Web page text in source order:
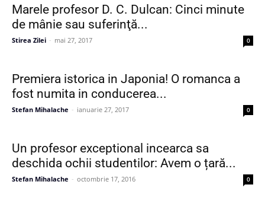
Marele profesor D. C. Dulcan: Cinci minute
de mânie sau suferinţă...
Stirea Zilei - mai 27, 2017 0
Premiera istorica in Japonia! O romanca a
fost numita in conducerea...
Stefan Mihalache - ianuarie 27, 2017 0
Un profesor exceptional incearca sa
deschida ochii studentilor: Avem o țară...
Stefan Mihalache - octombrie 17, 2016 0